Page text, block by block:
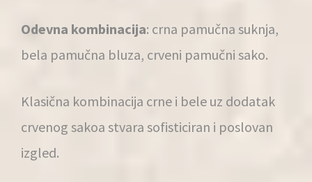
Odevna kombinacija: crna pamučna suknja,
bela pamučna bluza, crveni pamučni sako.
Klasična kombinacija crne i bele uz dodatak
crvenog sakoa stvara sofisticiran i poslovan
izgled.